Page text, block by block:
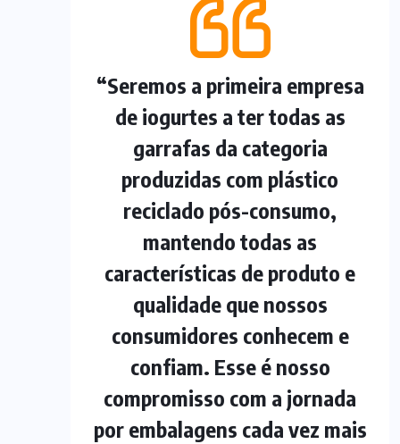
“Seremos a primeira empresa
de iogurtes a ter todas as
garrafas da categoria
produzidas com plástico
reciclado pós-consumo,
mantendo todas as
características de produto e
qualidade que nossos
consumidores conhecem e
confiam. Esse é nosso
compromisso com a jornada
por embalagens cada vez mais